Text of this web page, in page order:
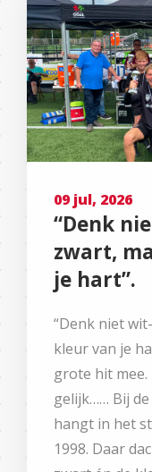
09 jul, 2026
“Denk
zwart,
je hart”.
“Denk niet
kleur van je
grote hit
gelijk…… Bij de
hangt in het
1998. Daar